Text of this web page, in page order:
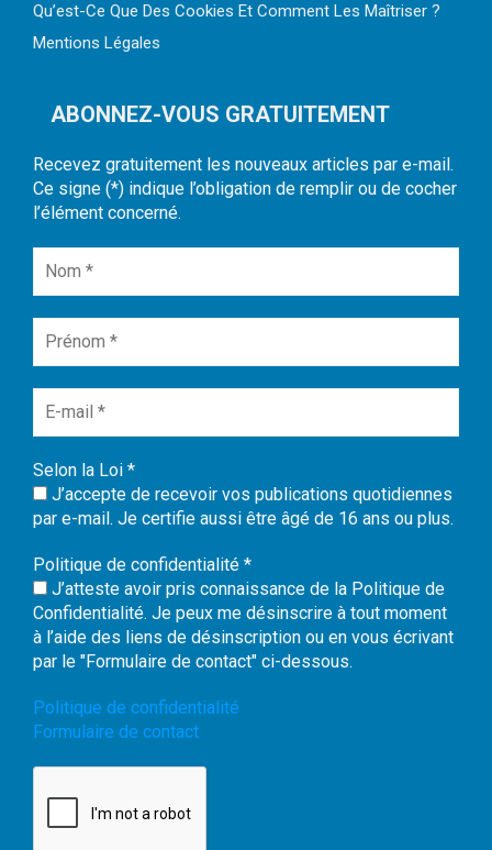
Qu’est-Ce Que Des Cookies Et Comment Les Maîtriser ?
Mentions Légales
ABONNEZ-VOUS GRATUITEMENT
Recevez gratuitement les nouveaux articles par e-mail.
Ce signe (*) indique l’obligation de remplir ou de cocher
l’élément concerné.
Selon la Loi *
J’accepte de recevoir vos publications quotidiennes
par e-mail. Je certifie aussi être âgé de 16 ans ou plus.
Politique de confidentialité *
J’atteste avoir pris connaissance de la Politique de
Confidentialité. Je peux me désinscrire à tout moment
à l’aide des liens de désinscription ou en vous écrivant
par le "Formulaire de contact" ci-dessous.
Politique de confidentialité
Formulaire de contact